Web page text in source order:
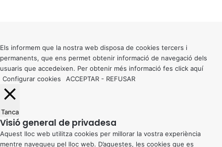
button
Els informem que la nostra web disposa de cookies tercers i
permanents, que ens permet obtenir informació de navegació dels
usuaris que accedeixen. Per obtenir més informació fes click aquí
Configurar cookies
ACCEPTAR - REFUSAR
Tanca
Visió general de privadesa
Aquest lloc web utilitza cookies per millorar la vostra experiència
mentre navegueu pel lloc web. D’aquestes, les cookies que es